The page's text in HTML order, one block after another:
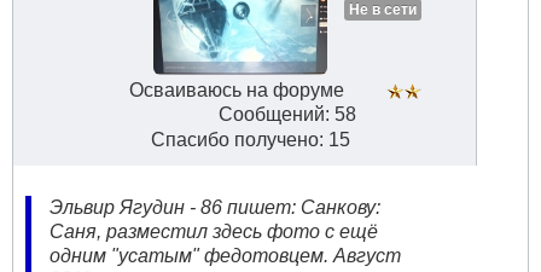
Не в сети
Осваиваюсь на форуме
Сообщений: 58
Спасибо получено: 15
Эльвир Ягудин - 86 пишет: Санкову:
Саня, разместил здесь фото с ещё
одним "усатым" федотовцем. Август